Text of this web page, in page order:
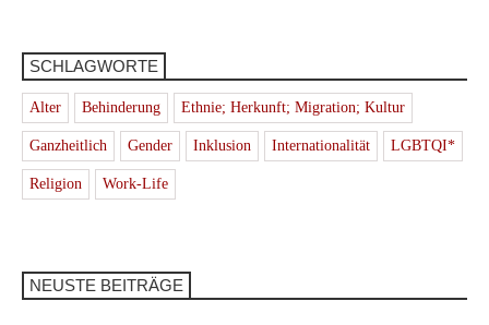
SCHLAGWORTE
Alter Behinderung Ethnie; Herkunft; Migration; Kultur
Ganzheitlich Gender Inklusion Internationalität LGBTQI*
Religion Work-Life
NEUSTE BEITRÄGE